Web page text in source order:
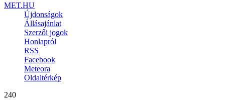
MET.HU
Újdonságok
Állásajánlat
Szerzői jogok
Honlapról
RSS
Facebook
Meteora
Oldaltérkép
240